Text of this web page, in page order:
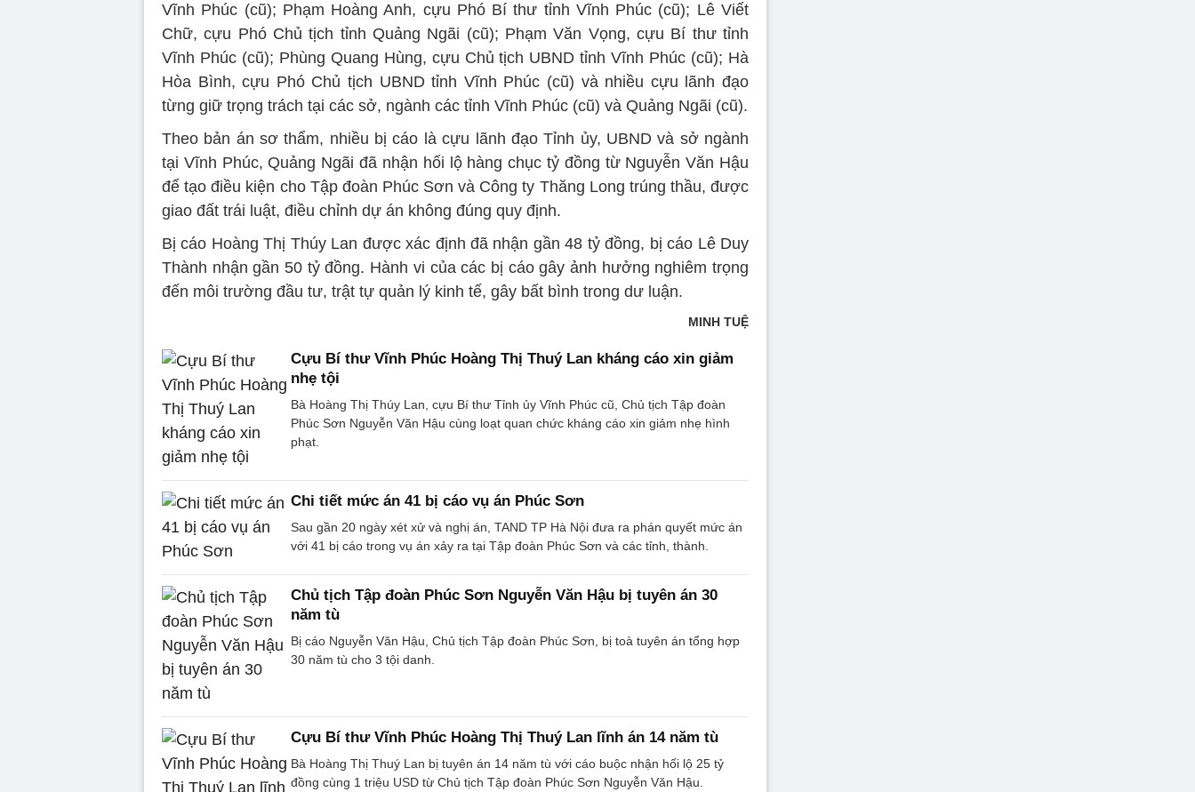
Vĩnh Phúc (cũ); Phạm Hoàng Anh, cựu Phó Bí thư tỉnh Vĩnh Phúc (cũ); Lê Viết
Chữ, cựu Phó Chủ tịch tỉnh Quảng Ngãi (cũ); Phạm Văn Vọng, cựu Bí thư tỉnh
Vĩnh Phúc (cũ); Phùng Quang Hùng, cựu Chủ tịch UBND tỉnh Vĩnh Phúc (cũ); Hà
Hòa Bình, cựu Phó Chủ tịch UBND tỉnh Vĩnh Phúc (cũ) và nhiều cựu lãnh đạo
từng giữ trọng trách tại các sở, ngành các tỉnh Vĩnh Phúc (cũ) và Quảng Ngãi (cũ).
Theo bản án sơ thẩm, nhiều bị cáo là cựu lãnh đạo Tỉnh ủy, UBND và sở ngành
tại Vĩnh Phúc, Quảng Ngãi đã nhận hối lộ hàng chục tỷ đồng từ Nguyễn Văn Hậu
để tạo điều kiện cho Tập đoàn Phúc Sơn và Công ty Thăng Long trúng thầu, được
giao đất trái luật, điều chỉnh dự án không đúng quy định.
Bị cáo Hoàng Thị Thúy Lan được xác định đã nhận gần 48 tỷ đồng, bị cáo Lê Duy
Thành nhận gần 50 tỷ đồng. Hành vi của các bị cáo gây ảnh hưởng nghiêm trọng
đến môi trường đầu tư, trật tự quản lý kinh tế, gây bất bình trong dư luận.
MINH TUỆ
Cựu Bí thư Vĩnh Phúc Hoàng Thị Thuý Lan kháng cáo xin giảm
nhẹ tội
Bà Hoàng Thị Thúy Lan, cựu Bí thư Tỉnh ủy Vĩnh Phúc cũ, Chủ tịch Tập đoàn
Phúc Sơn Nguyễn Văn Hậu cùng loạt quan chức kháng cáo xin giảm nhẹ hình
phạt.
Chi tiết mức án 41 bị cáo vụ án Phúc Sơn
Sau gần 20 ngày xét xử và nghị án, TAND TP Hà Nội đưa ra phán quyết mức án
với 41 bị cáo trong vụ án xảy ra tại Tập đoàn Phúc Sơn và các tỉnh, thành.
Chủ tịch Tập đoàn Phúc Sơn Nguyễn Văn Hậu bị tuyên án 30
năm tù
Bị cáo Nguyễn Văn Hậu, Chủ tịch Tập đoàn Phúc Sơn, bị toà tuyên án tổng hợp
30 năm tù cho 3 tội danh.
Cựu Bí thư Vĩnh Phúc Hoàng Thị Thuý Lan lĩnh án 14 năm tù
Bà Hoàng Thị Thuý Lan bị tuyên án 14 năm tù với cáo buộc nhận hối lộ 25 tỷ
đồng cùng 1 triệu USD từ Chủ tịch Tập đoàn Phúc Sơn Nguyễn Văn Hậu.